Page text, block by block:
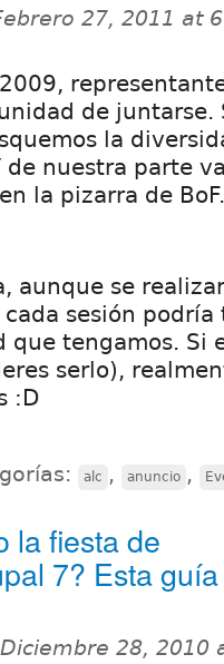
27, 2011 at
de juntarse.
la
nuestra parte
la pizarra de BoF.
aunque se
sesión podría
tengamos. Si
serlo),
:D
alc , anuncio ,
la fiesta de
7? Esta
Diciembre 28, 2010